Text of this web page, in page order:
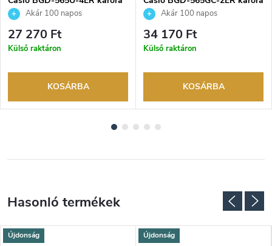
Akár 100 napos
visszaküldési lehetőség. Hivatalos
márkakereskedő.
27 270 Ft
Külső raktáron
KOSÁRBA
Akár 100 napos
visszaküldési lehetőség. Hivatalos
márkakereskedő.
34 170 Ft
Külső raktáron
KOSÁRBA
Újdonság Újdonság